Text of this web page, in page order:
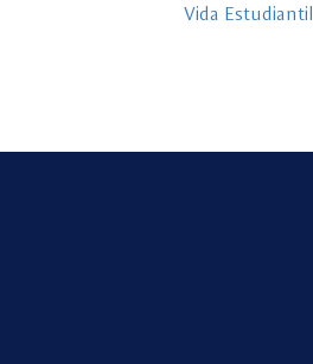
Vida Estudiantil